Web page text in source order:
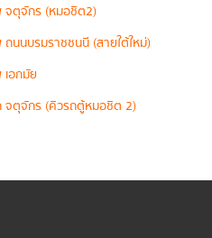
จตุจักร (หมอชิต2)
นนบรมราชชนนี (สายใต้ใหม่)
อกมัย
จตุจักร (คิวรถตู้หมอชิต 2)